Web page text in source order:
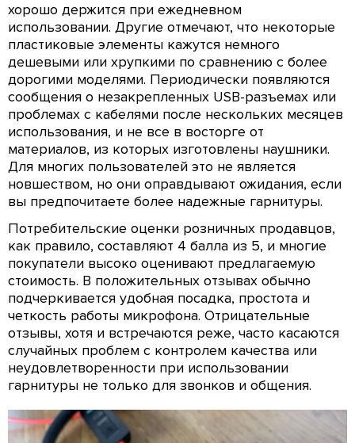
хорошо держится при ежедневном
использовании. Другие отмечают, что некоторые
пластиковые элементы кажутся немного
дешевыми или хрупкими по сравнению с более
дорогими моделями. Периодически появляются
сообщения о незакрепленных USB-разъемах или
проблемах с кабелями после нескольких месяцев
использования, и не все в восторге от
материалов, из которых изготовлены наушники.
Для многих пользователей это не является
новшеством, но они оправдывают ожидания, если
вы предпочитаете более надежные гарнитуры.
Потребительские оценки розничных продавцов,
как правило, составляют 4 балла из 5, и многие
покупатели высоко оценивают предлагаемую
стоимость. В положительных отзывах обычно
подчеркивается удобная посадка, простота и
четкость работы микрофона. Отрицательные
отзывы, хотя и встречаются реже, часто касаются
случайных проблем с контролем качества или
неудовлетворенности при использовании
гарнитуры не только для звонков и общения.